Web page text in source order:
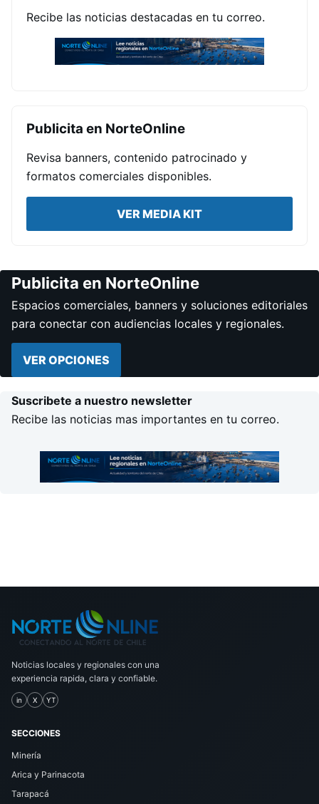
Recibe las noticias destacadas en tu correo.
Publicita en NorteOnline
Revisa banners, contenido patrocinado y
formatos comerciales disponibles.
VER MEDIA KIT
Publicita en NorteOnline
Espacios comerciales, banners y soluciones editoriales
para conectar con audiencias locales y regionales.
VER OPCIONES
Suscribete a nuestro newsletter
Recibe las noticias mas importantes en tu correo.
Noticias locales y regionales con una
experiencia rapida, clara y confiable.
in X YT
SECCIONES
Minería
Arica y Parinacota
Tarapacá